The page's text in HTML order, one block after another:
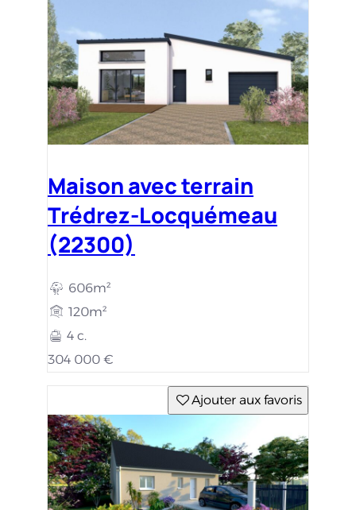
Maison avec terrain
Trédrez-Locquémeau
(22300)
606m²
120m²
4 c.
304 000 €
Ajouter aux favoris